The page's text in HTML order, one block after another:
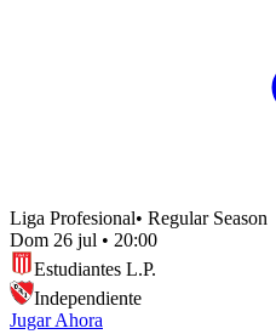
Liga Profesional• Regular Season
Dom 26 jul • 20:00
Estudiantes L.P.
Independiente
Jugar Ahora